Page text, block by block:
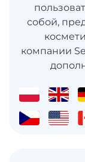
собой,
компании